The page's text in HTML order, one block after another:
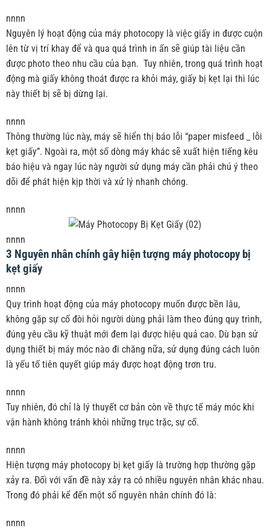
nnnn
Nguyên lý hoạt động của máy photocopy là việc giấy in được cuộn
lên từ vị trí khay để và qua quá trình in ấn sẽ giúp tài liệu cần
được photo theo nhu cầu của bạn. Tuy nhiên, trong quá trình hoạt
động mà giấy không thoát được ra khỏi máy, giấy bị kẹt lại thì lúc
này thiết bị sẽ bị dừng lại.
nnnn
Thông thường lúc này, máy sẽ hiển thị báo lỗi “paper misfeed _ lỗi
kẹt giấy”. Ngoài ra, một số dòng máy khác sẽ xuất hiện tiếng kêu
báo hiệu và ngay lúc này người sử dụng máy cần phải chú ý theo
dõi để phát hiện kịp thời và xử lý nhanh chóng.
nnnn
nnnn
3 Nguyên nhân chính gây hiện tượng máy photocopy bị
kẹt giấy
nnnn
Quy trình hoạt động của máy photocopy muốn được bền lâu,
không gặp sự cố đòi hỏi người dùng phải làm theo đúng quy trình,
đúng yêu cầu kỹ thuật mới đem lại được hiệu quả cao. Dù bạn sử
dụng thiết bị máy móc nào đi chăng nữa, sử dụng đúng cách luôn
là yếu tố tiên quyết giúp máy được hoạt động trơn tru.
nnnn
Tuy nhiên, đó chỉ là lý thuyết cơ bản còn về thực tế máy móc khi
vận hành không tránh khỏi những trục trặc, sự cố.
nnnn
Hiện tượng máy photocopy bị kẹt giấy là trường hợp thường gặp
xảy ra. Đối với vấn đề này xảy ra có nhiều nguyên nhân khác nhau.
Trong đó phải kể đến một số nguyên nhân chính đó là:
nnnn